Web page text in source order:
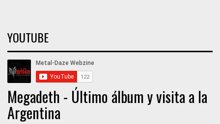
YOUTUBE
Megadeth - Último álbum y visita a la
Argentina